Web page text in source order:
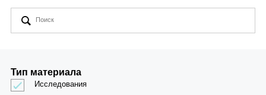
Кейсы
Тип материала
Исследования